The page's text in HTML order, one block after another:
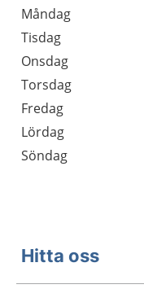
Dag
Öppettider
Kommentarer
Måndag
Tisdag
Onsdag
Torsdag
Fredag
Lördag
Söndag
Hitta oss